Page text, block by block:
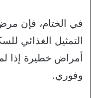
في الختام، فإن
التمثيل الغذائي
أمراض خطيرة إذا
وفوري.